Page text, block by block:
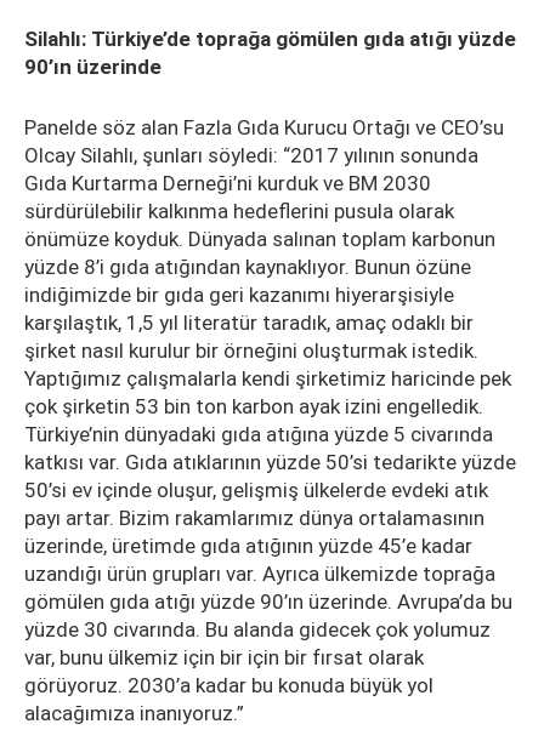
Silahlı: Türkiye’de toprağa gömülen gıda atığı yüzde
90’ın üzerinde
Panelde söz alan Fazla Gıda Kurucu Ortağı ve CEO’su
Olcay Silahlı, şunları söyledi: “2017 yılının sonunda
Gıda Kurtarma Derneği’ni kurduk ve BM 2030
sürdürülebilir kalkınma hedeflerini pusula olarak
önümüze koyduk. Dünyada salınan toplam karbonun
yüzde 8’i gıda atığından kaynaklıyor. Bunun özüne
indiğimizde bir gıda geri kazanımı hiyerarşisiyle
karşılaştık, 1,5 yıl literatür taradık, amaç odaklı bir
şirket nasıl kurulur bir örneğini oluşturmak istedik.
Yaptığımız çalışmalarla kendi şirketimiz haricinde pek
çok şirketin 53 bin ton karbon ayak izini engelledik.
Türkiye’nin dünyadaki gıda atığına yüzde 5 civarında
katkısı var. Gıda atıklarının yüzde 50’si tedarikte yüzde
50’si ev içinde oluşur, gelişmiş ülkelerde evdeki atık
payı artar. Bizim rakamlarımız dünya ortalamasının
üzerinde, üretimde gıda atığının yüzde 45’e kadar
uzandığı ürün grupları var. Ayrıca ülkemizde toprağa
gömülen gıda atığı yüzde 90’ın üzerinde. Avrupa’da bu
yüzde 30 civarında. Bu alanda gidecek çok yolumuz
var, bunu ülkemiz için bir için bir fırsat olarak
görüyoruz. 2030’a kadar bu konuda büyük yol
alacağımıza inanıyoruz.”